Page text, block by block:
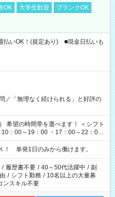
OK 大学生歓迎
ブランクOK
いOK！(規定あり) ■現金日払いも
／「無理なく続けられる」と好評の
：00～19：00 ・17：00～22：00
00～翌6：00 など
！ 単発1日のみから働けます。
/ 履歴書不要 / 40～50代活躍中 / 副
/ シフト勤務 / 10名以上の大量募
ンスキル不要